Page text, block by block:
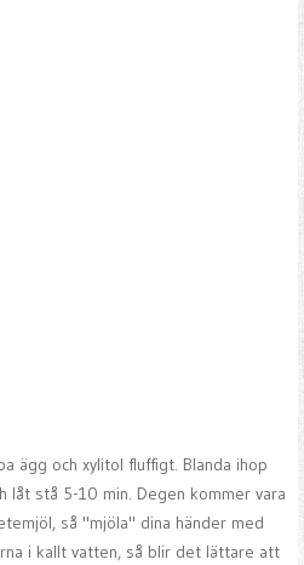
ägg och xylitol fluffigt. Blanda ihop
låt stå 5-10 min. Degen kommer vara
så "mjöla" dina händer med
i kallt vatten, så blir det lättare att